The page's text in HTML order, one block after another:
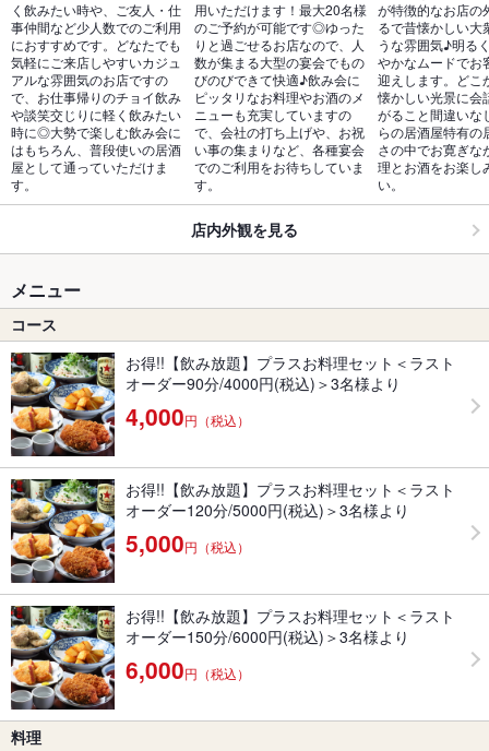
く飲みたい時や、ご友人・仕
事仲間など少人数でのご利用
におすすめです。どなたでも
気軽にご来店しやすいカジュ
アルな雰囲気のお店ですの
で、お仕事帰りのチョイ飲み
や談笑交じりに軽く飲みたい
時に◎大勢で楽しむ飲み会に
はもちろん、普段使いの居酒
屋として通っていただけま
す。
用いただけます！最大20名様
のご予約が可能です◎ゆった
りと過ごせるお店なので、人
数が集まる大型の宴会でもの
びのびできて快適♪飲み会に
ピッタリなお料理やお酒のメ
ニューも充実していますの
で、会社の打ち上げや、お祝
い事の集まりなど、各種宴会
でのご利用をお待ちしていま
す。
が特徴的なお店の
るで昔懐かしい大
うな雰囲気♪明る
やかなムードでお
迎えします。どこ
懐かしい光景に会
がること間違いな
らの居酒屋特有の
さの中でお寛ぎな
理とお酒をお楽し
い。
店内外観を見る
メニュー
コース
お得!!【飲み放題】プラスお料理セット＜ラスト
オーダー90分/4000円(税込)＞3名様より
4,000円（税込）
お得!!【飲み放題】プラスお料理セット＜ラスト
オーダー120分/5000円(税込)＞3名様より
5,000円（税込）
お得!!【飲み放題】プラスお料理セット＜ラスト
オーダー150分/6000円(税込)＞3名様より
6,000円（税込）
料理